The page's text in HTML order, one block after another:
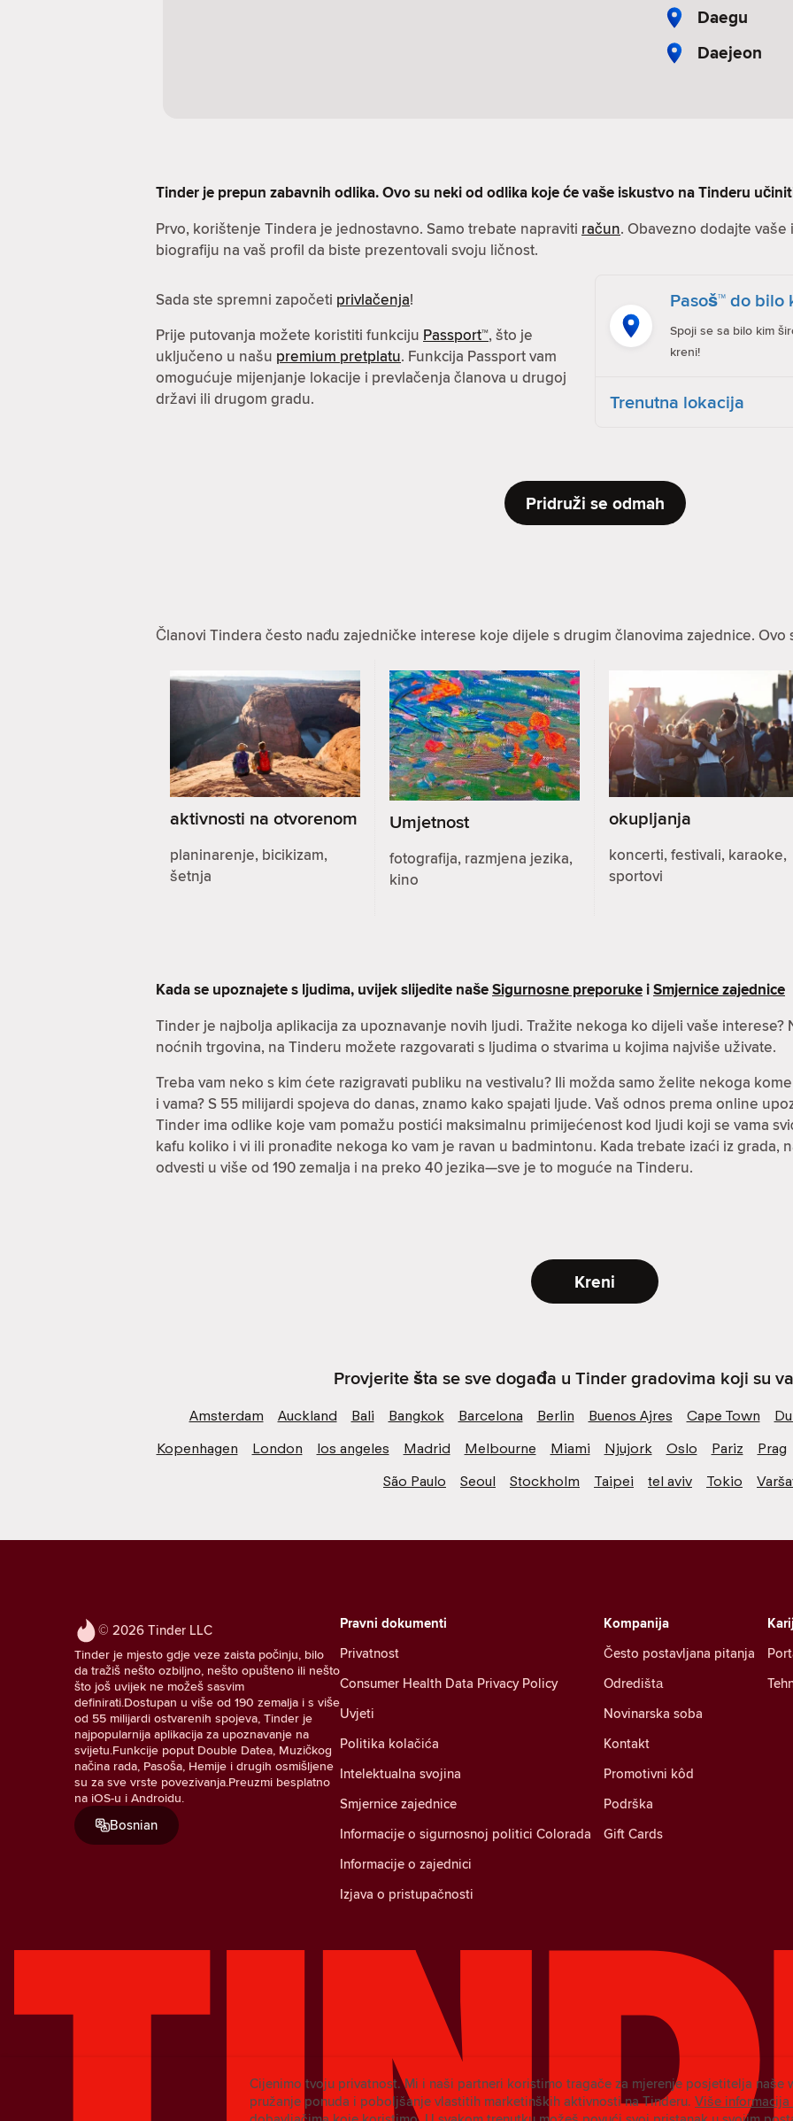
Daegu
Daejeon
Tinder je prepun zabavnih odlika. Ovo su neki od odlika koje će vaše iskustvo na Tinderu
Prvo, korištenje Tindera je jednostavno. Samo trebate napraviti račun. Obavezno dodajte
biografiju na vaš profil da biste prezentovali svoju ličnost.
Sada ste spremni započeti privlačenja!
Prije putovanja možete koristiti funkciju Passport™, što je
uključeno u našu premium pretplatu. Funkcija Passport vam
omogućuje mijenjanje lokacije i prevlačenja članova u drugoj
državi ili drugom gradu.
Pasoš™ do
Spoji se sa bilo kim
kreni!
Trenutna lokacija
Pridruži se odmah
Članovi Tindera često nađu zajedničke interese koje dijele s drugim članovima zajednice.
aktivnosti na otvorenom
planinarenje, bicikizam,
šetnja
Umjetnost
fotografija, razmjena jezika,
kino
okupljanja
koncerti, festivali, karaoke,
sportovi
Kada se upoznajete s ljudima, uvijek slijedite našeSigurnosne preporuke iSmjernice zajednice
Tinder je najbolja aplikacija za upoznavanje novih ljudi. Tražite nekoga ko dijeli vaše interese?
noćnih trgovina, na Tinderu možete razgovarati s ljudima o stvarima u kojima najviše uživate.
Treba vam neko s kim ćete razigravati publiku na vestivalu? Ili možda samo želite nekoga
i vama? S 55 milijardi spojeva do danas, znamo kako spajati ljude. Vaš odnos prema online
Tinder ima odlike koje vam pomažu postići maksimalnu primijećenost kod ljudi koji se vama
kafu koliko i vi ili pronađite nekoga ko vam je ravan u badmintonu. Kada trebate izaći iz grada,
odvesti u više od 190 zemalja i na preko 40 jezika—sve je to moguće na Tinderu.
Kreni
Provjerite šta se sve događa u Tinder gradovima koji su
Amsterdam Auckland Bali Bangkok Barcelona Berlin Buenos Ajres Cape Town
Kopenhagen
London los angeles Madrid Melbourne Miami Njujork Oslo Pariz Prag
São Paulo
Seoul Stockholm Taipei tel aviv Tokio
© 2026 Tinder LLC
Tinder je mjesto gdje veze zaista počinju, bilo
da tražiš nešto ozbiljno, nešto opušteno ili nešto
što još uvijek ne možeš sasvim
definirati.Dostupan u više od 190 zemalja i s više
od 55 milijardi ostvarenih spojeva, Tinder je
najpopularnija aplikacija za upoznavanje na
svijetu.Funkcije poput Double Datea, Muzičkog
načina rada, Pasoša, Hemije i drugih osmišljene
su za sve vrste povezivanja.Preuzmi besplatno
na iOS-u i Androidu.
Bosnian
Pravni dokumenti
Privatnost
Consumer Health Data Privacy Policy
Uvjeti
Politika kolačića
Intelektualna svojina
Smjernice zajednice
Informacije o sigurnosnoj politici Colorada
Informacije o zajednici
Izjava o pristupačnosti
Kompanija
Često postavljana pitanja
Odredištа
Novinarska soba
Kontakt
Promotivni kôd
Podrška
Gift Cards
Cijenimo tvoju privatnost. Mi i naši partneri koristimo tragače za mjerenje posjetitelja naše
pružanje ponuda i poboljšanje vlastitih marketinških aktivnosti na Tinderu. Više